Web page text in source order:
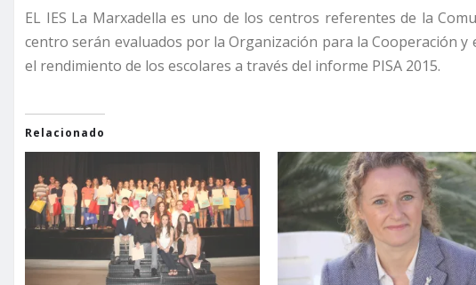
EL IES La Marxadella es uno de los centros referentes de la
centro serán evaluados por la Organización para la Cooperación y
el rendimiento de los escolares a través del informe PISA 2015.
Relacionado